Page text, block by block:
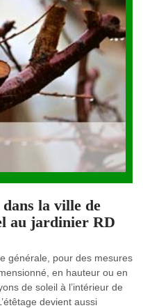
la ville de
au jardinier RD
générale, pour des mesures
en hauteur ou en
de soleil à l’intérieur de
devient aussi